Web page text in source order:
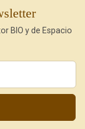
BIO y de Espacio